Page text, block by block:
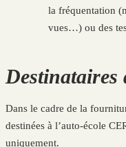
la fréquentation
vues…) ou des
Destinataires
Dans le cadre de la
destinées à l’auto-école
uniquement.